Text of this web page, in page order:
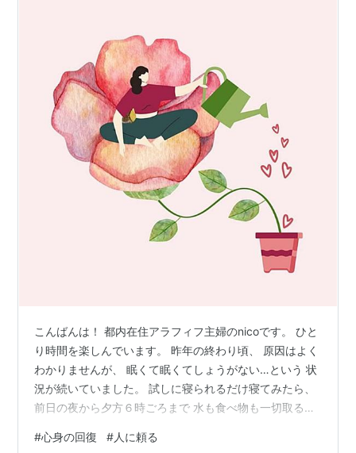
こんばんは！ 都内在住アラフィフ主婦のnicoです。 ひと
り時間を楽しんでいます。 昨年の終わり頃、 原因はよく
わかりませんが、 眠くて眠くてしょうがない…という 状
況が続いていました。 試しに寝られるだけ寝てみたら、
前日の夜から夕方６時ごろまで 水も食べ物も一切取るこ
ろうと 考えてみたら、 意外に休めてなかったのかも と
#心身の回復 #人に頼る